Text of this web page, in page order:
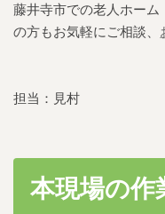
藤井寺市での老人ホー
の方もお気軽にご相談、
担当：見村
本現場の作